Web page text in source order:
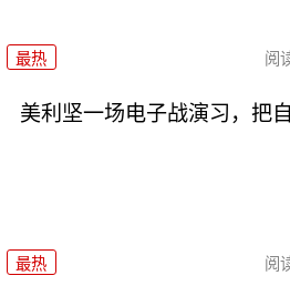
最热 阅
美利坚一场电子战演习，把
最热 阅